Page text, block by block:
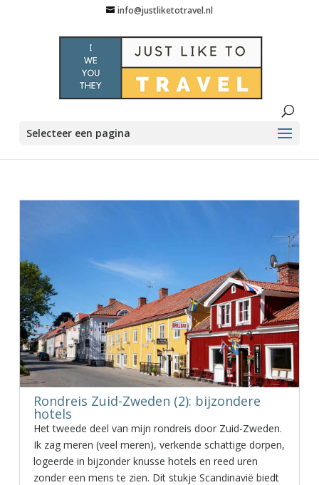
info@justliketotravel.nl
Selecteer een pagina
Rondreis Zuid-Zweden (2): bijzondere
hotels
Het tweede deel van mijn rondreis door Zuid-Zweden.
Ik zag meren (veel meren), verkende schattige dorpen,
logeerde in bijzonder knusse hotels en reed uren
zonder een mens te zien. Dit stukje Scandinavië biedt